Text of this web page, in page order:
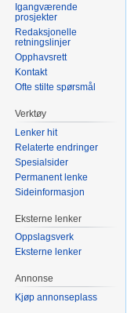
Igangværende
prosjekter
Redaksjonelle
retningslinjer
Opphavsrett
Kontakt
Ofte stilte spørsmål
Verktøy
Lenker hit
Relaterte endringer
Spesialsider
Permanent lenke
Sideinformasjon
Eksterne lenker
Oppslagsverk
Eksterne lenker
Annonse
Kjøp annonseplass